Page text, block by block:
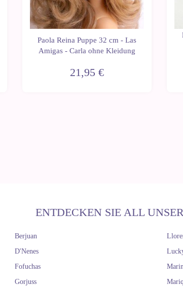
Paola Reina Puppe 32 cm - Las
Amigas - Carla ohne Kleidung
21,95 €
ENTDECKEN SIE ALL
Berjuan
D'Nenes
Fofuchas
Gorjuss